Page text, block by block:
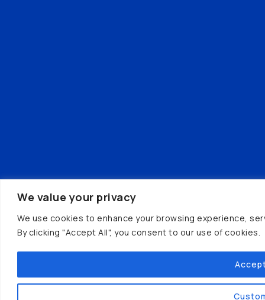
We value your privacy
We use cookies to enhance your browsing experience,
By clicking "Accept All", you consent to our use of cookies.